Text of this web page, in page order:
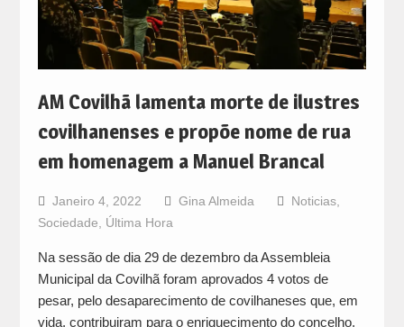
AM Covilhã lamenta morte de ilustres
covilhanenses e propõe nome de rua
em homenagem a Manuel Brancal
Janeiro 4, 2022 Gina Almeida Noticias,
Sociedade
Última Hora
Na sessão de dia 29 de dezembro da Assembleia
Municipal da Covilhã foram aprovados 4 votos de
pesar, pelo desaparecimento de covilhaneses que, em
vida, contribuiram para o enriquecimento do concelho.